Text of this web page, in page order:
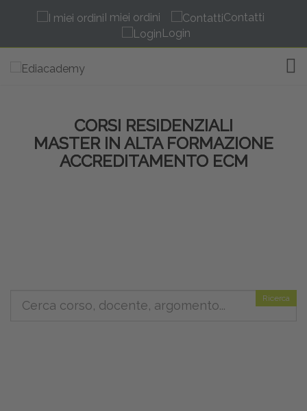
I miei ordini
Contatti
Login
CORSI RESIDENZIALI
MASTER IN ALTA FORMAZIONE
ACCREDITAMENTO ECM
Ricerca